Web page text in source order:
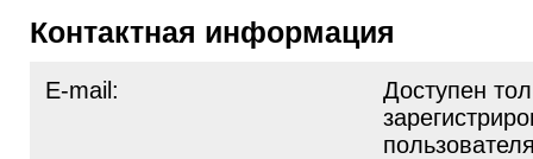
Контактная информация
E-mail:
Доступен